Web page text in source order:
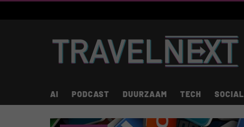
AI PODCAST DUURZAAM TECH SOCIAL